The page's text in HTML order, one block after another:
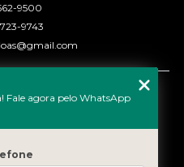
9500
9743
somos
Fale agora pelo WhatsApp